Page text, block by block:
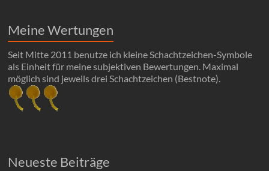
Meine Wertungen
Seit Mitte 2011 benutze ich kleine Schachtzeichen-Symbole
als Einheit für meine subjektiven Bewertungen. Maximal
möglich sind jeweils drei Schachtzeichen (Bestnote).
Neueste Beiträge